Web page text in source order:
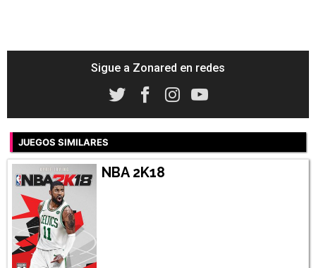
Sigue a Zonared en redes
JUEGOS SIMILARES
NBA 2K18